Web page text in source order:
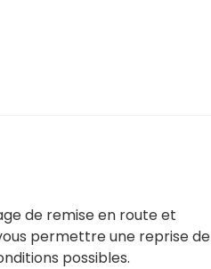
de remise en route et
permettre une reprise de
possibles.